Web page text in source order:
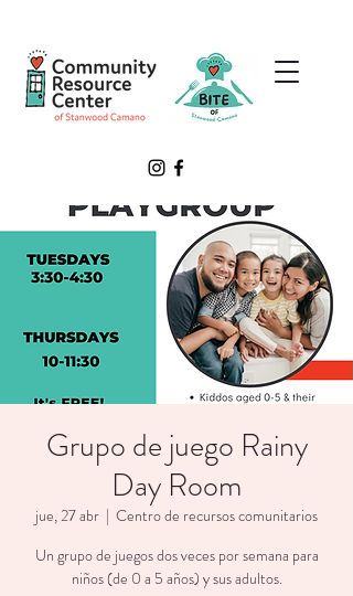
Grupo de juego Rainy
Day Room
jue, 27 abr
  |
Centro de recursos comunitarios
Un grupo de juegos dos veces por semana para
niños (de 0 a 5 años) y sus adultos.